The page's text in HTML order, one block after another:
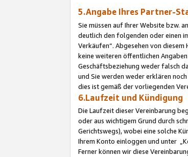
5.Angabe Ihres Partner-
Sie müssen auf Ihrer Website bzw.
deutlich den folgenden oder einen
Verkäufen“. Abgesehen von
keine weiteren öffentlichen
Geschäftsbeziehung weder falsch
und Sie werden weder erklären
dies ist gemäß der vorliegenden
6.Laufzeit und Kündigung
Die Laufzeit dieser Vereinbarung
oder aus wichtigem Grund durch
Gerichtswegs), wobei eine solche
Ihrem Konto einloggen und unter
Ferner können wir diese